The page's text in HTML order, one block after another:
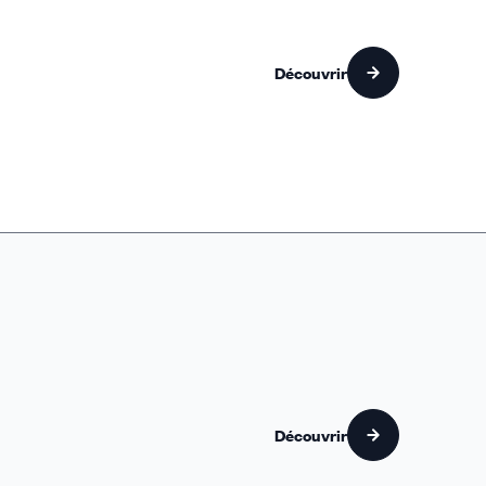
Découvrir
Découvrir